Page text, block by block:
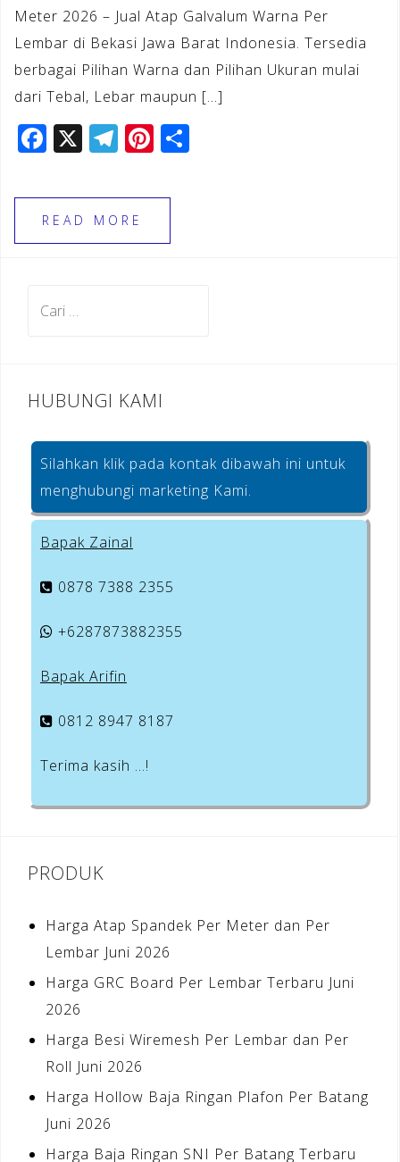
Meter 2026 – Jual Atap Galvalum Warna Per
Lembar di Bekasi Jawa Barat Indonesia. Tersedia
berbagai Pilihan Warna dan Pilihan Ukuran mulai
dari Tebal, Lebar maupun […]
F
c
e
b
o
X T
e
gr
a
Pi
te
e
READ MORE
HUBUNGI KAMI
Silahkan klik pada kontak dibawah ini untuk
menghubungi marketing Kami.
Bapak Zainal
0878 7388 2355
+6287873882355
Bapak Arifin
0812 8947 8187
Terima kasih …!
PRODUK
Harga Atap Spandek Per Meter dan Per
Lembar Juni 2026
Harga GRC Board Per Lembar Terbaru Juni
2026
Harga Besi Wiremesh Per Lembar dan Per
Roll Juni 2026
Harga Hollow Baja Ringan Plafon Per Batang
Juni 2026
Harga Baja Ringan SNI Per Batang Terbaru